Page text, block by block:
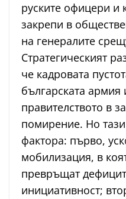
руските офицери и
закрепи в
на генералите
Стратегическият
че кадровата
българската
правителството в
помирение. Но
фактора: първо,
мобилизация, в
превръщат
инициативност;